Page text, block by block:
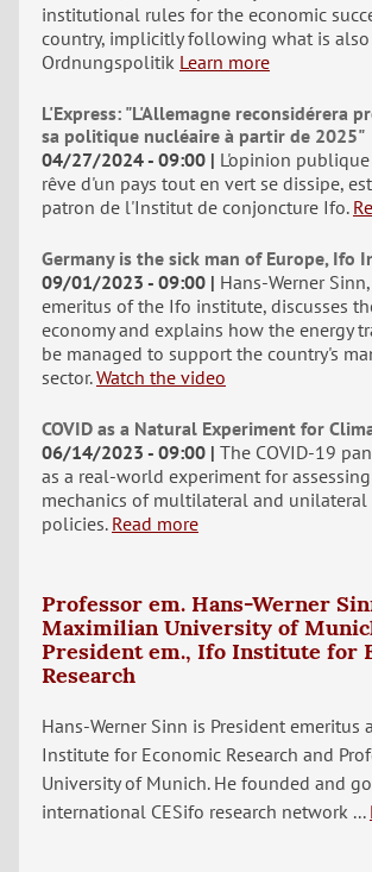
institutional rules for the economic
country, implicitly following what is
Ordnungspolitik Learn more
L'Express: "L'Allemagne reconsidérera
sa politique nucléaire à partir de 2025"
04/27/2024 - 09:00
L'opinion
rêve d'un pays tout en vert se dissipe,
patron de l'Institut de conjoncture Ifo.
Germany is the sick man of Europe, Ifo
09/01/2023 - 09:00
Hans-Werner
emeritus of the Ifo institute, discusses
economy and explains how the energy
be managed to support the country's
sector. Watch the video
COVID as a Natural Experiment for
06/14/2023 - 09:00 The COVID-19
as a real-world experiment for
mechanics of multilateral and
policies. Read more
Professor em. Hans-Werner
Maximilian University of
President em., Ifo Institute for
Research
Hans-Werner Sinn is President emeritus
Institute for Economic Research and
University of Munich. He founded and
international CESifo research network ...